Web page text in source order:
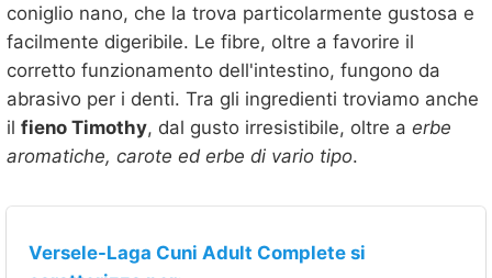
coniglio nano, che la trova particolarmente gustosa e
facilmente digeribile. Le fibre, oltre a favorire il
corretto funzionamento dell'intestino, fungono da
abrasivo per i denti. Tra gli ingredienti troviamo anche
il fieno Timothy, dal gusto irresistibile, oltre a erbe
aromatiche, carote ed erbe di vario tipo.
Versele-Laga Cuni Adult Complete si